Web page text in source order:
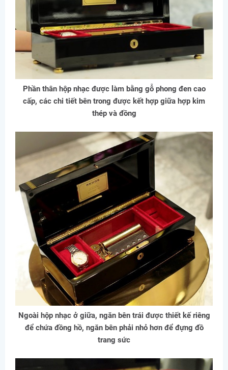
Phần thân hộp nhạc được làm bằng gỗ phong đen cao
cấp, các chi tiết bên trong được kết hợp giữa hợp kim
thép và đồng
Ngoài hộp nhạc ở giữa, ngăn bên trái được thiết kế riêng
để chứa đồng hồ, ngăn bên phải nhỏ hơn để đựng đồ
trang sức